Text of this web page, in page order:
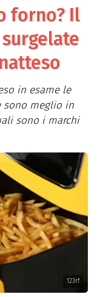
forno? Il
in esame le
sono meglio in
sono i marchi
123rf